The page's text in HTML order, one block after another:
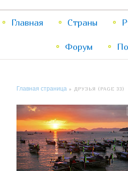
меню
к
к
Главная Страны
Форум
Главная страница » ДРУЗЬЯ (PAGE 33)